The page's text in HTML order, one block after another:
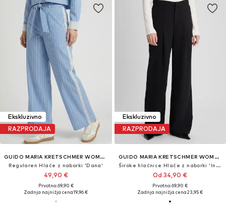
Ekskluzivno
RAZPRODAJA
GUIDO MARIA KRETSCHMER WOMEN
Regularen Hlače z naborki 'Dana'
49,90 €
Prvotno: 69,90 €
Zadnja najnižja cena19,96 €
Ekskluzivno
RAZPRODAJA
GUIDO MARIA KRETSCHMER WOMEN
Široke hlačnice Hlače z naborki 'Inga'
Od 34,90 €
Prvotno: 69,90 €
Zadnja najnižja cena23,95 €